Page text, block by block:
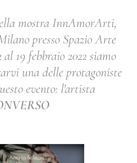
mostra InnAmorArti,
presso Spazio Arte
al 19 febbraio 2022 siamo
una delle protagoniste
evento: l'artista